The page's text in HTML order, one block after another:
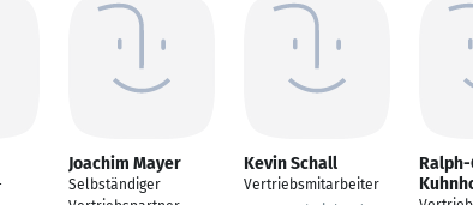
Joachim Mayer
Selbständiger
Kevin Schall
Vertriebsmitarbeiter